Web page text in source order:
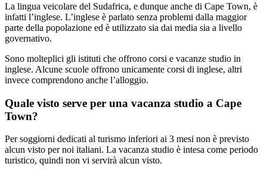
La lingua veicolare del Sudafrica, e dunque anche di Cape Town, è
infatti l’inglese. L’inglese è parlato senza problemi dalla maggior
parte della popolazione ed è utilizzato sia dai media sia a livello
governativo.
Sono molteplici gli istituti che offrono corsi e vacanze studio in
inglese. Alcune scuole offrono unicamente corsi di inglese, altri
invece comprendono anche l’alloggio.
Quale visto serve per una vacanza studio a Cape
Town?
Per soggiorni dedicati al turismo inferiori ai 3 mesi non è previsto
alcun visto per noi italiani. La vacanza studio è intesa come periodo
turistico, quindi non vi servirà alcun visto.